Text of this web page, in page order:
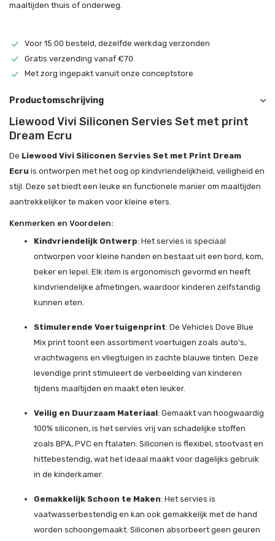
maaltijden thuis of onderweg.
Voor 15:00 besteld, dezelfde werkdag verzonden
Gratis verzending vanaf €70
Met zorg ingepakt vanuit onze conceptstore
Productomschrijving
Liewood Vivi Siliconen Servies Set met print
Dream Ecru
De Liewood Vivi Siliconen Servies Set met Print Dream
Ecru is ontworpen met het oog op kindvriendelijkheid, veiligheid en
stijl. Deze set biedt een leuke en functionele manier om maaltijden
aantrekkelijker te maken voor kleine eters.
Kenmerken en Voordelen:
Kindvriendelijk Ontwerp: Het servies is speciaal
ontworpen voor kleine handen en bestaat uit een bord, kom,
beker en lepel. Elk item is ergonomisch gevormd en heeft
kindvriendelijke afmetingen, waardoor kinderen zelfstandig
kunnen eten.
Stimulerende Voertuigenprint: De Vehicles Dove Blue
Mix print toont een assortiment voertuigen zoals auto's,
vrachtwagens en vliegtuigen in zachte blauwe tinten. Deze
levendige print stimuleert de verbeelding van kinderen
tijdens maaltijden en maakt eten leuker.
Veilig en Duurzaam Materiaal: Gemaakt van hoogwaardig
100% siliconen, is het servies vrij van schadelijke stoffen
zoals BPA, PVC en ftalaten. Siliconen is flexibel, stootvast en
hittebestendig, wat het ideaal maakt voor dagelijks gebruik
in de kinderkamer.
Gemakkelijk Schoon te Maken: Het servies is
vaatwasserbestendig en kan ook gemakkelijk met de hand
worden schoongemaakt. Siliconen absorbeert geen geuren